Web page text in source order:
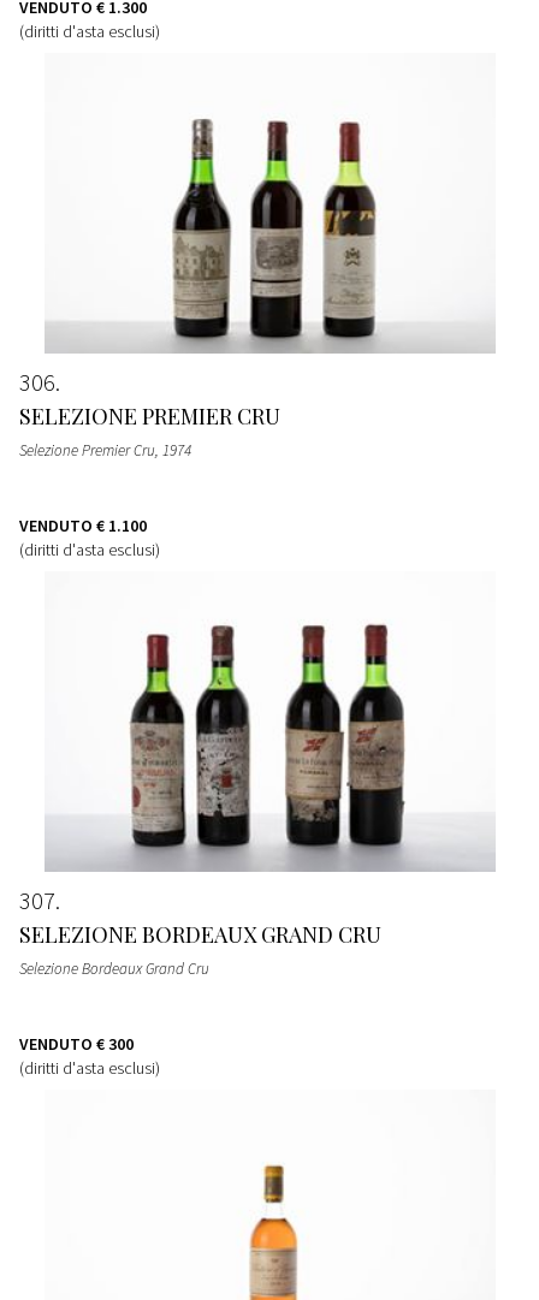
VENDUTO € 1.300
(diritti d'asta esclusi)
306
SELEZIONE PREMIER CRU
Selezione Premier Cru, 1974
VENDUTO € 1.100
(diritti d'asta esclusi)
307
SELEZIONE BORDEAUX GRAND CRU
Selezione Bordeaux Grand Cru
VENDUTO € 300
(diritti d'asta esclusi)